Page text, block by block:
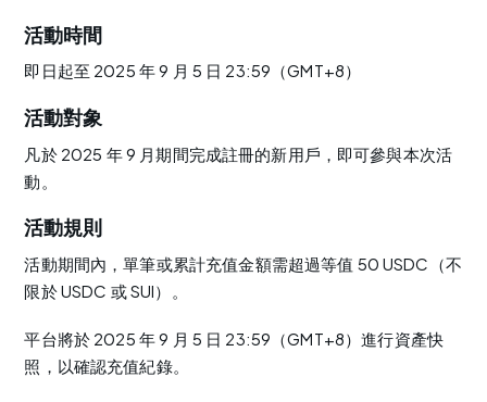
活動時間
即日起至 2025 年 9 月 5 日 23:59（GMT+8）
活動對象
凡於 2025 年 9 月期間完成註冊的新用戶，即可參與本次活
動。
活動規則
活動期間內，單筆或累計充值金額需超過等值 50 USDC（不
限於 USDC 或 SUI）。
平台將於 2025 年 9 月 5 日 23:59（GMT+8）進行資產快
照，以確認充值紀錄。